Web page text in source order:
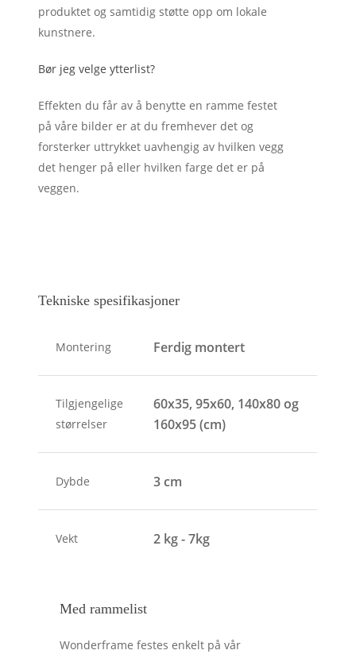
produktet og samtidig støtte opp om lokale
kunstnere.
Bør jeg velge ytterlist?
Effekten du får av å benytte en ramme festet
på våre bilder er at du fremhever det og
forsterker uttrykket uavhengig av hvilken vegg
det henger på eller hvilken farge det er på
veggen.
Tekniske spesifikasjoner
Montering Ferdig montert
Tilgjengelige
størrelser
60x35, 95x60, 140x80 og
160x95 (cm)
Dybde 3 cm
Vekt 2 kg - 7kg
Med rammelist
Wonderframe festes enkelt på vår